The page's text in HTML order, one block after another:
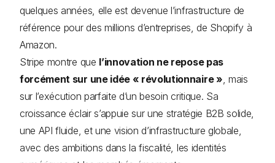
quelques années, elle est devenue l’infrastructure de
référence pour des millions d’entreprises, de Shopify à
Amazon.
Stripe montre que l’innovation ne repose pas
forcément sur une idée « révolutionnaire » , mais
sur l’exécution parfaite d’un besoin critique. Sa
croissance éclair s’appuie sur une stratégie B2B solide,
une API fluide, et une vision d’infrastructure globale,
avec des ambitions dans la fiscalité, les identités